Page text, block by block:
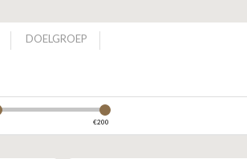
DOELGROEP
€200